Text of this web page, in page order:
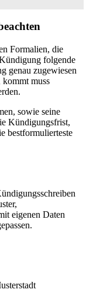
Formalien, die
folgende
genau zugewiesen
kommt muss
sowie seine
Kündigungsfrist,
bestformulierteste
eigenen Daten